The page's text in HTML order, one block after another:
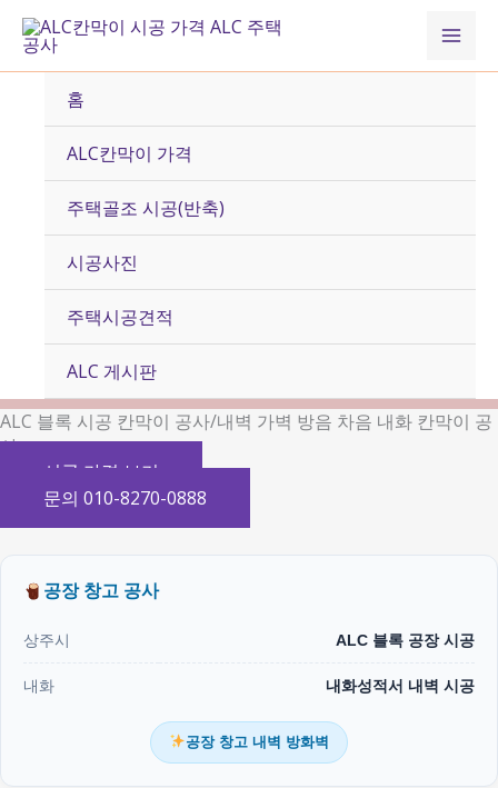
츠
홈
ALC칸막이 가격
주택골조 시공(반축)
시공사진
주택시공견적
ALC 게시판
ALC 블록 시공 칸막이 공사/내벽 가벽 방음 차음 내화 칸막이 공
사
시공 가격 보기
문의 010-8270-0888
공장 창고 공사
상주시 ALC 블록 공장 시공
내화 내화성적서 내벽 시공
공장 창고 내벽 방화벽